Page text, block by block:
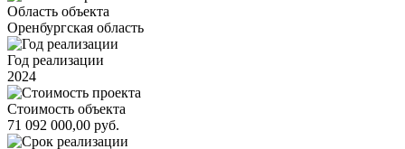
Область объекта
Оренбургская область
Год реализации
2024
Стоимость объекта
71 092 000,00 руб.